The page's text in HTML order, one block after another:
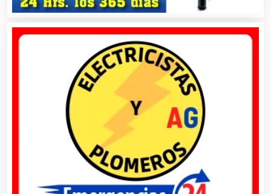
Asociaciones Civiles
Asociaciones Empresariales
Audio, Sonido e Iluminación